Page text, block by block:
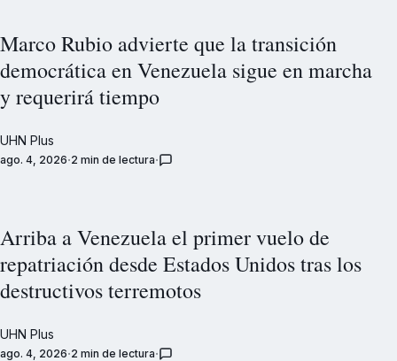
Marco Rubio advierte que la transición
democrática en Venezuela sigue en marcha
y requerirá tiempo
UHN Plus
ago. 4, 2026 2 min de lectura
Arriba a Venezuela el primer vuelo de
repatriación desde Estados Unidos tras los
destructivos terremotos
UHN Plus
ago. 4, 2026 2 min de lectura